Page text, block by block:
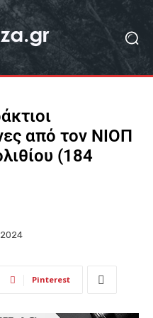
από τον ΝΙΟΠ
(184
2024
Pinterest